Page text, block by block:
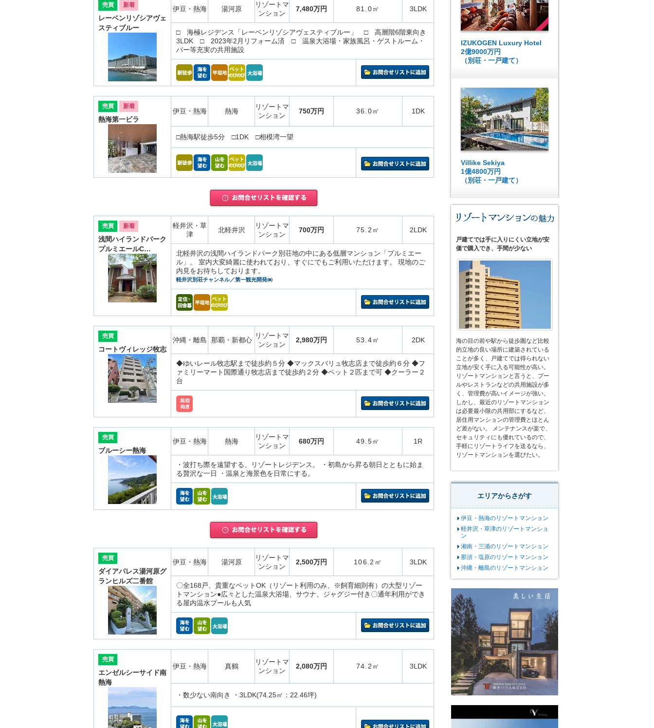
売買 新着
レーベンリゾシアヴェ
スティブルー
伊豆・熱海 湯河原
リゾートマ
ンション
7,480万円 81.0㎡ 3LDK
□ 海極レジデンス「レーベンリゾシアヴェスティブルー」 □ 高層階6階東向き
3LDK □ 2023年2月リフォーム済 □ 温泉大浴場・家族風呂・ゲストルーム・
バー等充実の共用施設
売買 新着
熱海第一ビラ
伊豆・熱海 熱海
リゾートマ
ンション
750万円 36.0㎡ 1DK
□熱海駅徒歩5分 □1DK □相模湾一望
売買 新着
浅間ハイランドパーク
プルミエールC…
軽井沢・草
津
北軽井沢
リゾートマ
ンション
700万円 75.2㎡ 2LDK
北軽井沢の浅間ハイランドパーク別荘地の中にある低層マンション「プルミエー
ル」。 室内大変綺麗に使われており、すぐにでもご利用いただけます。 現地のご
内見をお待ちしております。
軽井沢別荘チャンネル／第一観光開発㈱
売買
コートヴィレッジ牧志
沖縄・離島 那覇・新都心
リゾートマ
ンション
2,980万円 53.4㎡ 2DK
◆ゆいレール牧志駅まで徒歩約５分 ◆マックスバリュ牧志店まで徒歩約６分 ◆フ
ァミリーマート国際通り牧志店まで徒歩約２分 ◆ペット２匹まで可 ◆クーラー２
台
売買
ブルーシー熱海
伊豆・熱海 熱海
リゾートマ
ンション
680万円 49.5㎡ 1R
・波打ち際を遠望する、リゾートレジデンス。 ・初島から昇る朝日とともに始ま
る贅沢な一日 ・温泉と海景色を日常にする。
売買
ダイアパレス湯河原グ
ランヒルズ二番館
伊豆・熱海 湯河原
リゾートマ
ンション
2,500万円 106.2㎡ 3LDK
〇全168戸、貴重なペットOK（リゾート利用のみ、※飼育細則有）の大型リゾー
トマンション●広々とした温泉大浴場、サウナ、ジャグジー付き〇通年利用ができ
る屋内温水プールも人気
売買
エンゼルシーサイド南
熱海
伊豆・熱海 真鶴
リゾートマ
ンション
2,080万円 74.2㎡ 3LDK
・数少ない南向き ・3LDK(74.25㎡：22.46坪)
IZUKOGEN Luxury Hotel
2億9000万円
（別荘・一戸建て）
Villike Sekiya
1億4800万円
（別荘・一戸建て）
戸建てでは手に入りにくい立地が安
価で購入でき、手間が少ない
海の目の前や駅から徒歩圏など比較
的立地の良い場所に建築されている
ことが多く、戸建てでは得られない
立地が安く手に入る可能性が高い。
リゾートマンションと言うと、プー
ルやレストランなどの共用施設が多
く、管理費が高いイメージが強い。
しかし、最近のリゾートマンション
は必要最小限の共用部にするなど、
居住用マンションの管理費とほとん
ど差がない。 メンテナンスが楽で、
セキュリティにも優れているので、
手軽にリゾートライフを送るなら、
リゾートマンションを選びたい。
エリアからさがす
伊豆・熱海のリゾートマンション
軽井沢・草津のリゾートマンショ
ン
湘南・三浦のリゾートマンション
那須・塩原のリゾートマンション
沖縄・離島のリゾートマンション